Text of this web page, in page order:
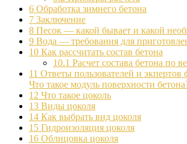
6 Обработка зимнего бетона
7 Заключение
8 Песок — какой бывает и какой
9 Вода — требования для
10 Как рассчитать состав бетона
10.1 Расчет состава бетона по
11 Ответы пользователей и экпертов
Что такое модуль поверхности
12 Что такое цоколь
13 Виды цоколя
14 Как выбрать вид цоколя
15 Гидроизоляция цоколя
16 Облицовка цоколя